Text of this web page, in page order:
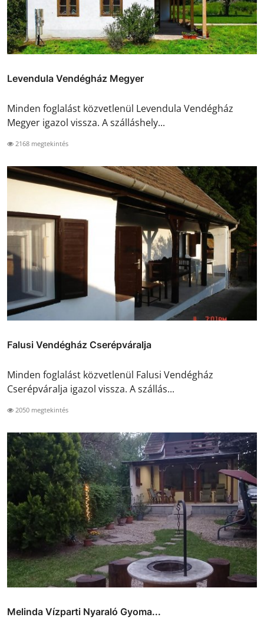
Levendula Vendégház Megyer
Minden foglalást közvetlenül Levendula Vendégház
Megyer igazol vissza. A szálláshely...
2168 megtekintés
Falusi Vendégház Cserépváralja
Minden foglalást közvetlenül Falusi Vendégház
Cserépváralja igazol vissza. A szállás...
2050 megtekintés
Melinda Vízparti Nyaraló Gyoma...